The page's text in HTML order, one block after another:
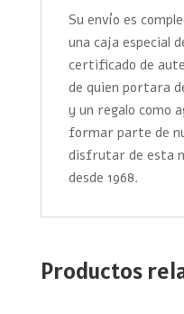
Su envío es
una caja especial
certificado de
de quien portara
y un regalo como
formar parte de
disfrutar de esta
desde 1968.
Productos